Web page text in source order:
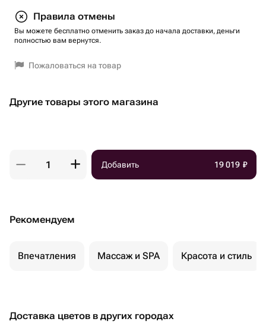
Правила отмены
Вы можете бесплатно отменить заказ до начала доставки, деньги
полностью вам вернутся.
Пожаловаться на товар
Другие товары этого магазина
Добавить 19 019 ₽
Рекомендуем
Впечатления Массаж и SPA Красота и стиль
Доставка цветов в других городах